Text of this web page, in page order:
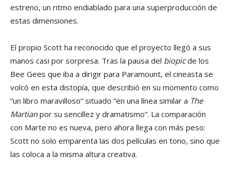
estreno, un ritmo endiablado para una superproducción de
estas dimensiones.
El propio Scott ha reconocido que el proyecto llegó a sus
manos casi por sorpresa. Tras la pausa del biopicde los
Bee Gees que iba a dirigir para Paramount, el cineasta se
volcó en esta distopía, que describió en su momento como
“un libro maravilloso” situado “en una línea similar a The
Martianpor su sencillez y dramatismo”. La comparación
con Marte no es nueva, pero ahora llega con más peso:
Scott no solo emparenta las dos películas en tono, sino que
las coloca a la misma altura creativa.